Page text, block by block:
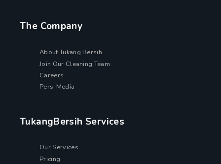
The Company
About Tukang Bersih
Join Our Cleaning Team
Careers
Pers-Media
TukangBersih Services
Our Services
Pricing